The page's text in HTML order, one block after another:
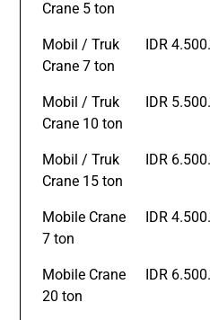
Crane 5 ton
Mobil / Truk
Crane 7 ton
IDR
Mobil / Truk
Crane 10 ton
IDR
Mobil / Truk
Crane 15 ton
IDR
Mobile Crane
7 ton
IDR
Mobile Crane
20 ton
IDR